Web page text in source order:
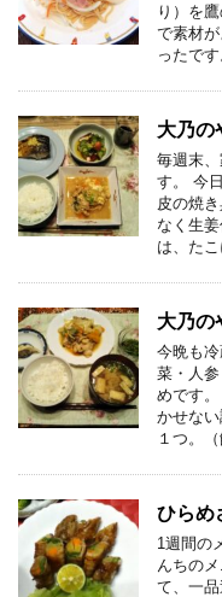
り）を
で素材
ったで
大乃
毎週末
す。 今
皮の焼
なく生
は、た
大乃
今晩も
菜・人
めです
かせな
１つ。
ひらめ
1週間の
んちの
て、一